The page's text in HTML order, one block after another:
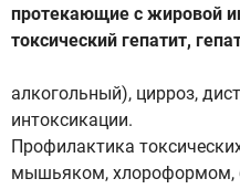
протекающие с жировой
токсический гепатит,
алкогольный), цирроз,
интоксикации.
Профилактика
мышьяком, хлороформом,